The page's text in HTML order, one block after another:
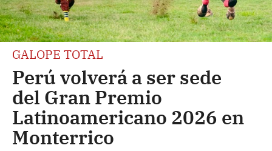
GALOPE TOTAL
Perú volverá a ser sede
del Gran Premio
Latinoamericano 2026 en
Monterrico